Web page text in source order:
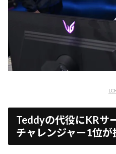
Teddyの代役にKRサ
チャレンジャー1位が